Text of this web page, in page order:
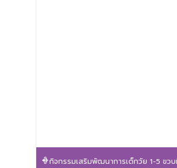
กิจกรรมเสริมพัฒนาการเด็กวัย 1-5 ขวบที่